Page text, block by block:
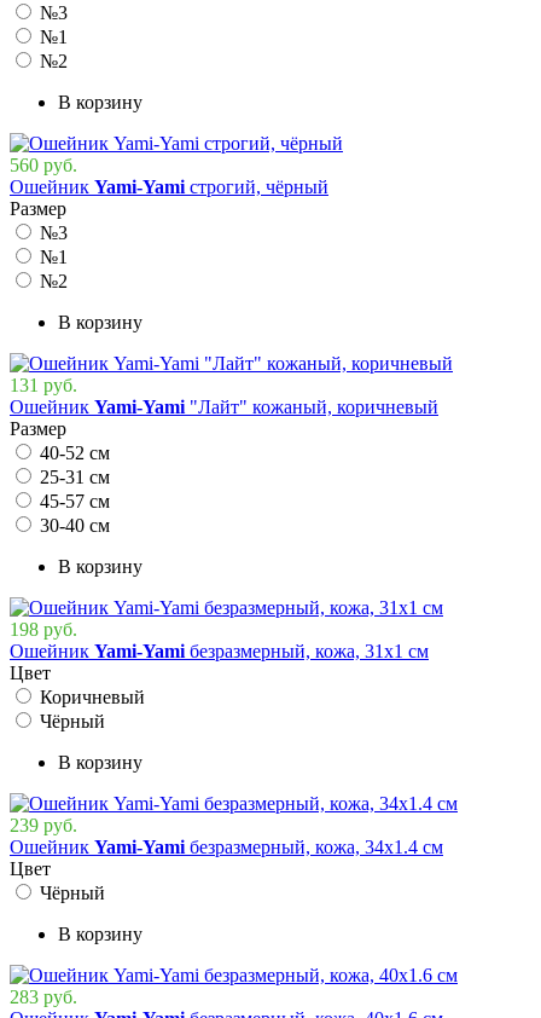
№3
№1
№2
В корзину
560 руб.
Ошейник Yami-Yami строгий, чёрный
Размер
№3
№1
№2
В корзину
131 руб.
Ошейник Yami-Yami "Лайт" кожаный, коричневый
Размер
40-52 см
25-31 см
45-57 см
30-40 см
В корзину
198 руб.
Ошейник Yami-Yami безразмерный, кожа, 31х1 см
Цвет
Коричневый
Чёрный
В корзину
239 руб.
Ошейник Yami-Yami безразмерный, кожа, 34х1.4 см
Цвет
Чёрный
В корзину
283 руб.